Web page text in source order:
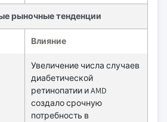
рыночные тенденции
Влияние
Увеличение числа случаев
диабетической
ретинопатии и AMD
создало срочную
потребность в